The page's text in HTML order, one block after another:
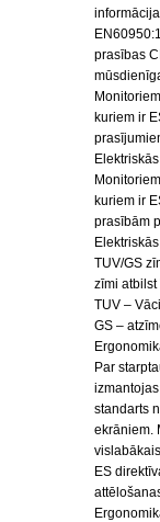
prasības
kuriem ir
kuriem ir
prasībām
TUV/GS
zīmi
TUV –
GS –
Par
standarts
ekrāniem.
ES